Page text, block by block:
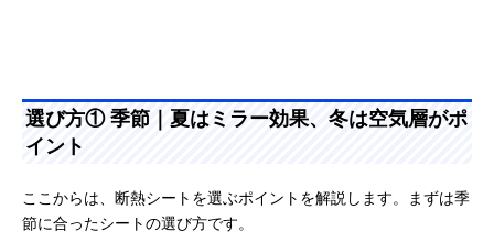
選び方① 季節｜夏はミラー効果、冬は空気層がポ
イント
ここからは、断熱シートを選ぶポイントを解説します。まずは季
節に合ったシートの選び方です。